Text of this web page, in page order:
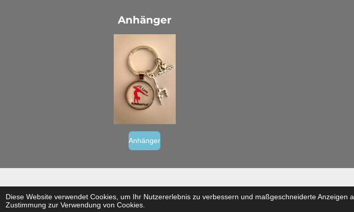
Diese Website verwendet Cookies, um Ihr Nutzererlebnis zu verbessern und maßgeschneiderte
Zustimmung zur Verwendung von Cookies.
Anhänger
Anhänger